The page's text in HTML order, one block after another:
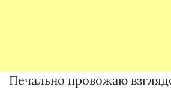
Печально провожаю